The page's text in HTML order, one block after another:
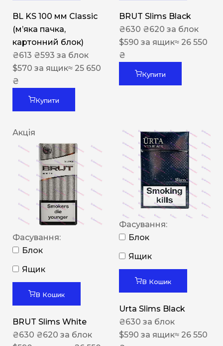
BL KS 100 мм Classic
(м’яка пачка,
картонний блок)
₴613 ₴593 за блок
$570 за ящик≈ 25 650
₴
Купити
BRUT Slims Black
₴630 ₴620 за блок
$590 за ящик≈ 26 550
₴
Купити
Акція
Фасування:
Блок
Ящик
В Кошик
BRUT Slims White
₴630 ₴620 за блок
Фасування:
Блок
Ящик
В Кошик
Urta Slims Black
₴630 за блок
$590 за ящик≈ 26 550